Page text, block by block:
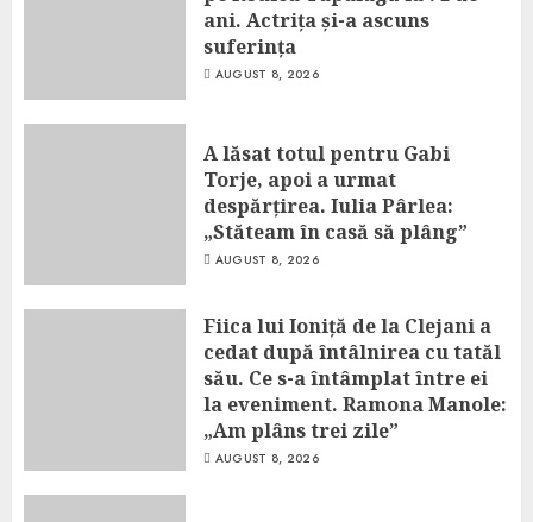
ani. Actrița și-a ascuns
suferința
AUGUST 8, 2026
A lăsat totul pentru Gabi
Torje, apoi a urmat
despărțirea. Iulia Pârlea:
„Stăteam în casă să plâng”
AUGUST 8, 2026
Fiica lui Ioniță de la Clejani a
cedat după întâlnirea cu tatăl
său. Ce s-a întâmplat între ei
la eveniment. Ramona Manole:
„Am plâns trei zile”
AUGUST 8, 2026